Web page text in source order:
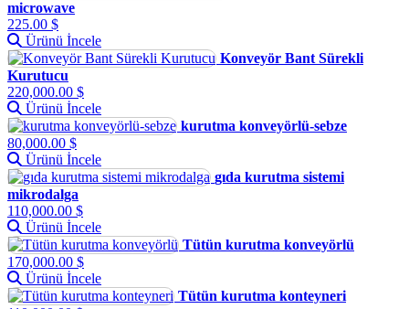
microwave
225.00 $
Ürünü İncele
Konveyör Bant Sürekli
Kurutucu
220,000.00 $
Ürünü İncele
kurutma konveyörlü-sebze
80,000.00 $
Ürünü İncele
gıda kurutma sistemi
mikrodalga
110,000.00 $
Ürünü İncele
Tütün kurutma konveyörlü
170,000.00 $
Ürünü İncele
Tütün kurutma konteyneri